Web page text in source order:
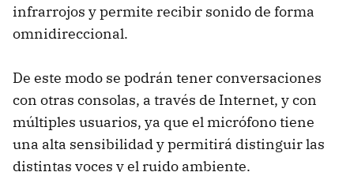
infrarrojos y permite recibir sonido de forma
omnidireccional.
De este modo se podrán tener conversaciones
con otras consolas, a través de Internet, y con
múltiples usuarios, ya que el micrófono tiene
una alta sensibilidad y permitirá distinguir las
distintas voces y el ruido ambiente.